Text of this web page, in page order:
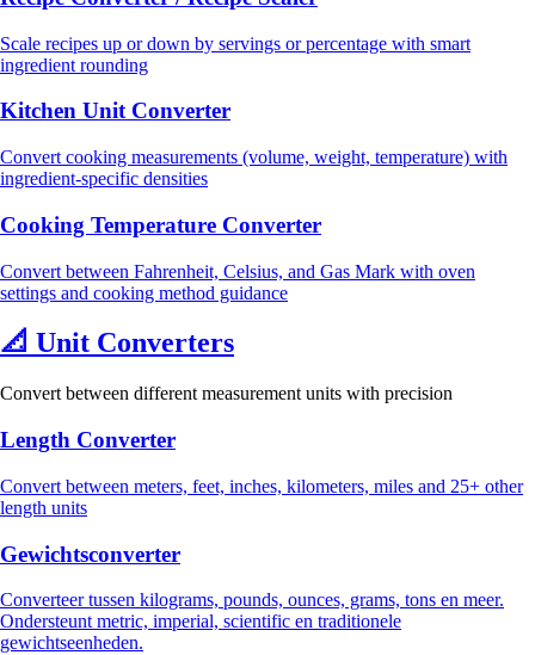
Scale recipes up or down by servings or percentage with smart
ingredient rounding
Kitchen Unit Converter
Convert cooking measurements (volume, weight, temperature) with
ingredient-specific densities
Cooking Temperature Converter
Convert between Fahrenheit, Celsius, and Gas Mark with oven
settings and cooking method guidance
📐 Unit Converters
Convert between different measurement units with precision
Length Converter
Convert between meters, feet, inches, kilometers, miles and 25+ other
length units
Gewichtsconverter
Converteer tussen kilograms, pounds, ounces, grams, tons en meer.
Ondersteunt metric, imperial, scientific en traditionele
gewichtseenheden.